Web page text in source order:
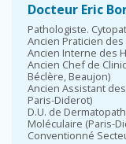
Docteur Eric
Pathologiste.
Ancien Praticien
Ancien Interne des
Ancien Chef de
Béclère, Beaujon)
Ancien Assistant
Paris-Diderot)
D.U. de
Moléculaire (Paris-
Conventionné